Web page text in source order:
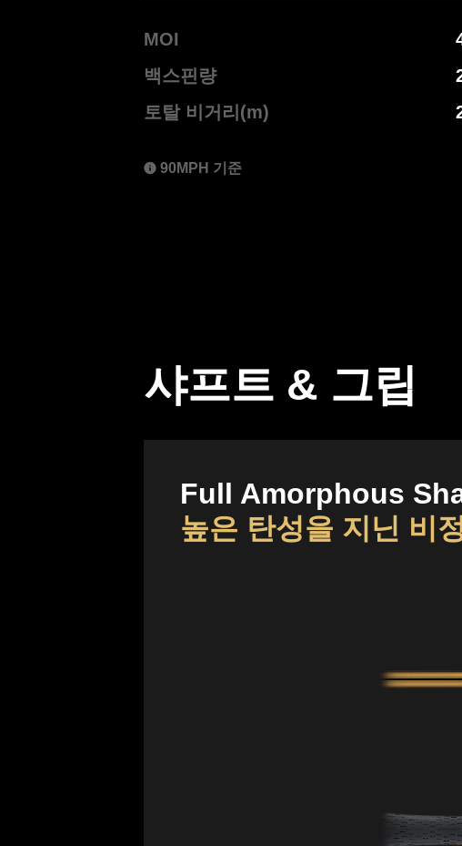
MOI
백스핀량
토탈 비거리(m)
90MPH 기준
샤프트 & 그립
Full Amorphous
높은 탄성을 지닌 비